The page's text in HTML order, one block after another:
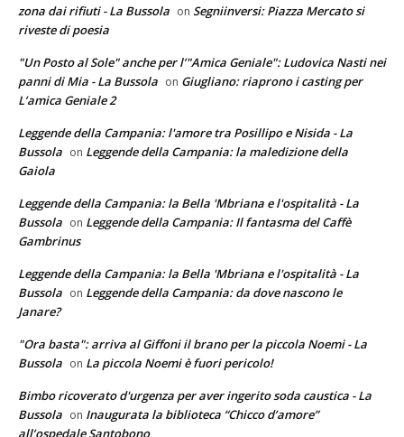
zona dai rifiuti - La Bussola on Segniinversi: Piazza Mercato si
riveste di poesia
"Un Posto al Sole" anche per l’"Amica Geniale": Ludovica Nasti nei
panni di Mia - La Bussola on Giugliano: riaprono i casting per
L’amica Geniale 2
Leggende della Campania: l'amore tra Posillipo e Nisida - La
Bussola on Leggende della Campania: la maledizione della
Gaiola
Leggende della Campania: la Bella 'Mbriana e l'ospitalità - La
Bussola on Leggende della Campania: Il fantasma del Caffè
Gambrinus
Leggende della Campania: la Bella 'Mbriana e l'ospitalità - La
Bussola on Leggende della Campania: da dove nascono le
Janare?
"Ora basta": arriva al Giffoni il brano per la piccola Noemi - La
Bussola on La piccola Noemi è fuori pericolo!
Bimbo ricoverato d'urgenza per aver ingerito soda caustica - La
Bussola on Inaugurata la biblioteca “Chicco d’amore”
all’ospedale Santobono